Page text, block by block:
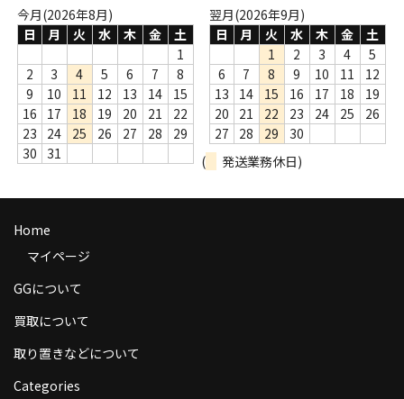
Webのみ no.1
Webのみ no.2
Webのみ no.3
Webのみ no.4
売り切れ
Help
送料
お支払い方法
返品
コンディション
今月(2026年8月)
日
月 火 水 木 金
土
1
2
3 4 5 6 7
8
9
10 11 12 13 14
15
16
17 18 19 20 21
22
23
24 25 26 27 28
29
30
31
翌月(2026年9月)
日
月 火 水 木 金
土
1
2 3 4
5
6
7 8 9 10 11
12
13
14 15 16 17 18
19
20
21 22 23 24 25
26
27
28 29
30
(
発送業務休日)
Home
マイページ
GGについて
買取について
取り置きなどについて
Categories